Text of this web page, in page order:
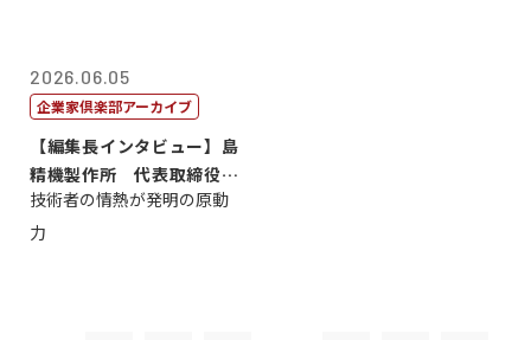
2026.06.05
企業家倶楽部アーカイブ
【編集長インタビュー】島
精機製作所 代表取締役
社 長 島 正...
技術者の情熱が発明の原動
力